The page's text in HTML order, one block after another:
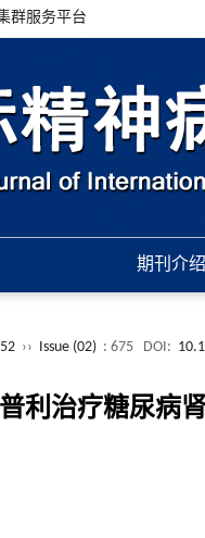
群服务平台
期刊介绍
›› Issue (02) : 675 DOI:
利治疗糖尿病